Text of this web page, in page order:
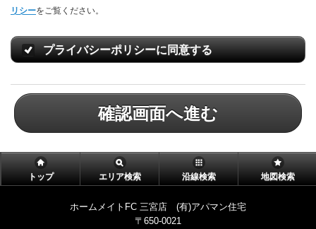
リシーをご覧ください。
プライバシーポリシーに同意する
確認画面へ進む
トップ エリア検索 沿線検索 地図検索
ホームメイトFC 三宮店 (有)アパマン住宅
〒650-0021